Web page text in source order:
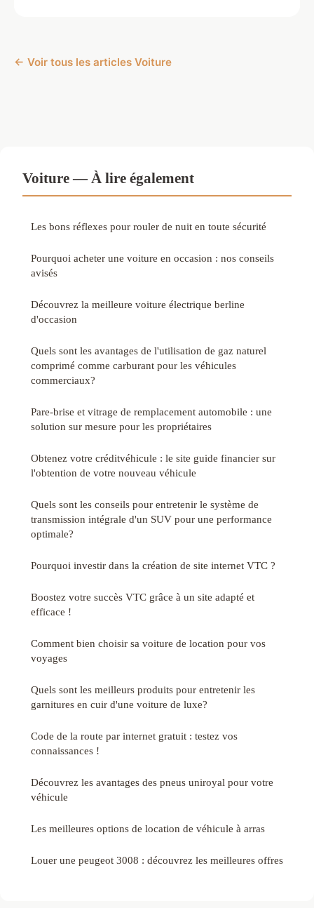
← Voir tous les articles Voiture
Voiture — À lire également
Les bons réflexes pour rouler de nuit en toute sécurité
Pourquoi acheter une voiture en occasion : nos conseils
avisés
Découvrez la meilleure voiture électrique berline
d'occasion
Quels sont les avantages de l'utilisation de gaz naturel
comprimé comme carburant pour les véhicules
commerciaux?
Pare-brise et vitrage de remplacement automobile : une
solution sur mesure pour les propriétaires
Obtenez votre créditvéhicule : le site guide financier sur
l'obtention de votre nouveau véhicule
Quels sont les conseils pour entretenir le système de
transmission intégrale d'un SUV pour une performance
optimale?
Pourquoi investir dans la création de site internet VTC ?
Boostez votre succès VTC grâce à un site adapté et
efficace !
Comment bien choisir sa voiture de location pour vos
voyages
Quels sont les meilleurs produits pour entretenir les
garnitures en cuir d'une voiture de luxe?
Code de la route par internet gratuit : testez vos
connaissances !
Découvrez les avantages des pneus uniroyal pour votre
véhicule
Les meilleures options de location de véhicule à arras
Louer une peugeot 3008 : découvrez les meilleures offres